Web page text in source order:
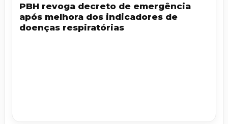
PBH revoga decreto de emergência
após melhora dos indicadores de
doenças respiratórias